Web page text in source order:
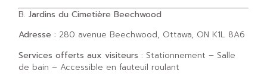
B. Jardins du Cimetière Beechwood
Adresse : 280 avenue Beechwood, Ottawa, ON K1L 8A6
Services offerts aux visiteurs : Stationnement – Salle
de bain – Accessible en fauteuil roulant